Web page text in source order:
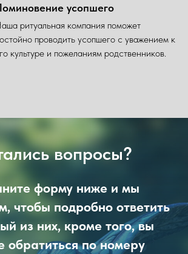
усопшего
ритуальная компания поможет
проводить усопшего с уважением к
культуре и пожеланиям родственников.
вопросы?
форму ниже и мы
чтобы подробно ответить
из них, кроме того, вы
обратиться по номеру